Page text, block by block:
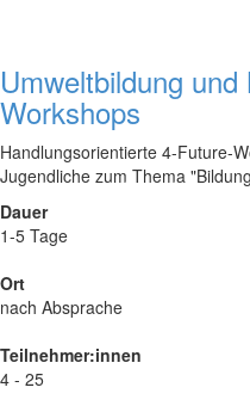
Umweltbildung
Workshops
Handlungsorientierte 4-Future-
Jugendliche zum Thema
Dauer
1-5 Tage
Ort
nach Absprache
Teilnehmer:innen
4 - 25